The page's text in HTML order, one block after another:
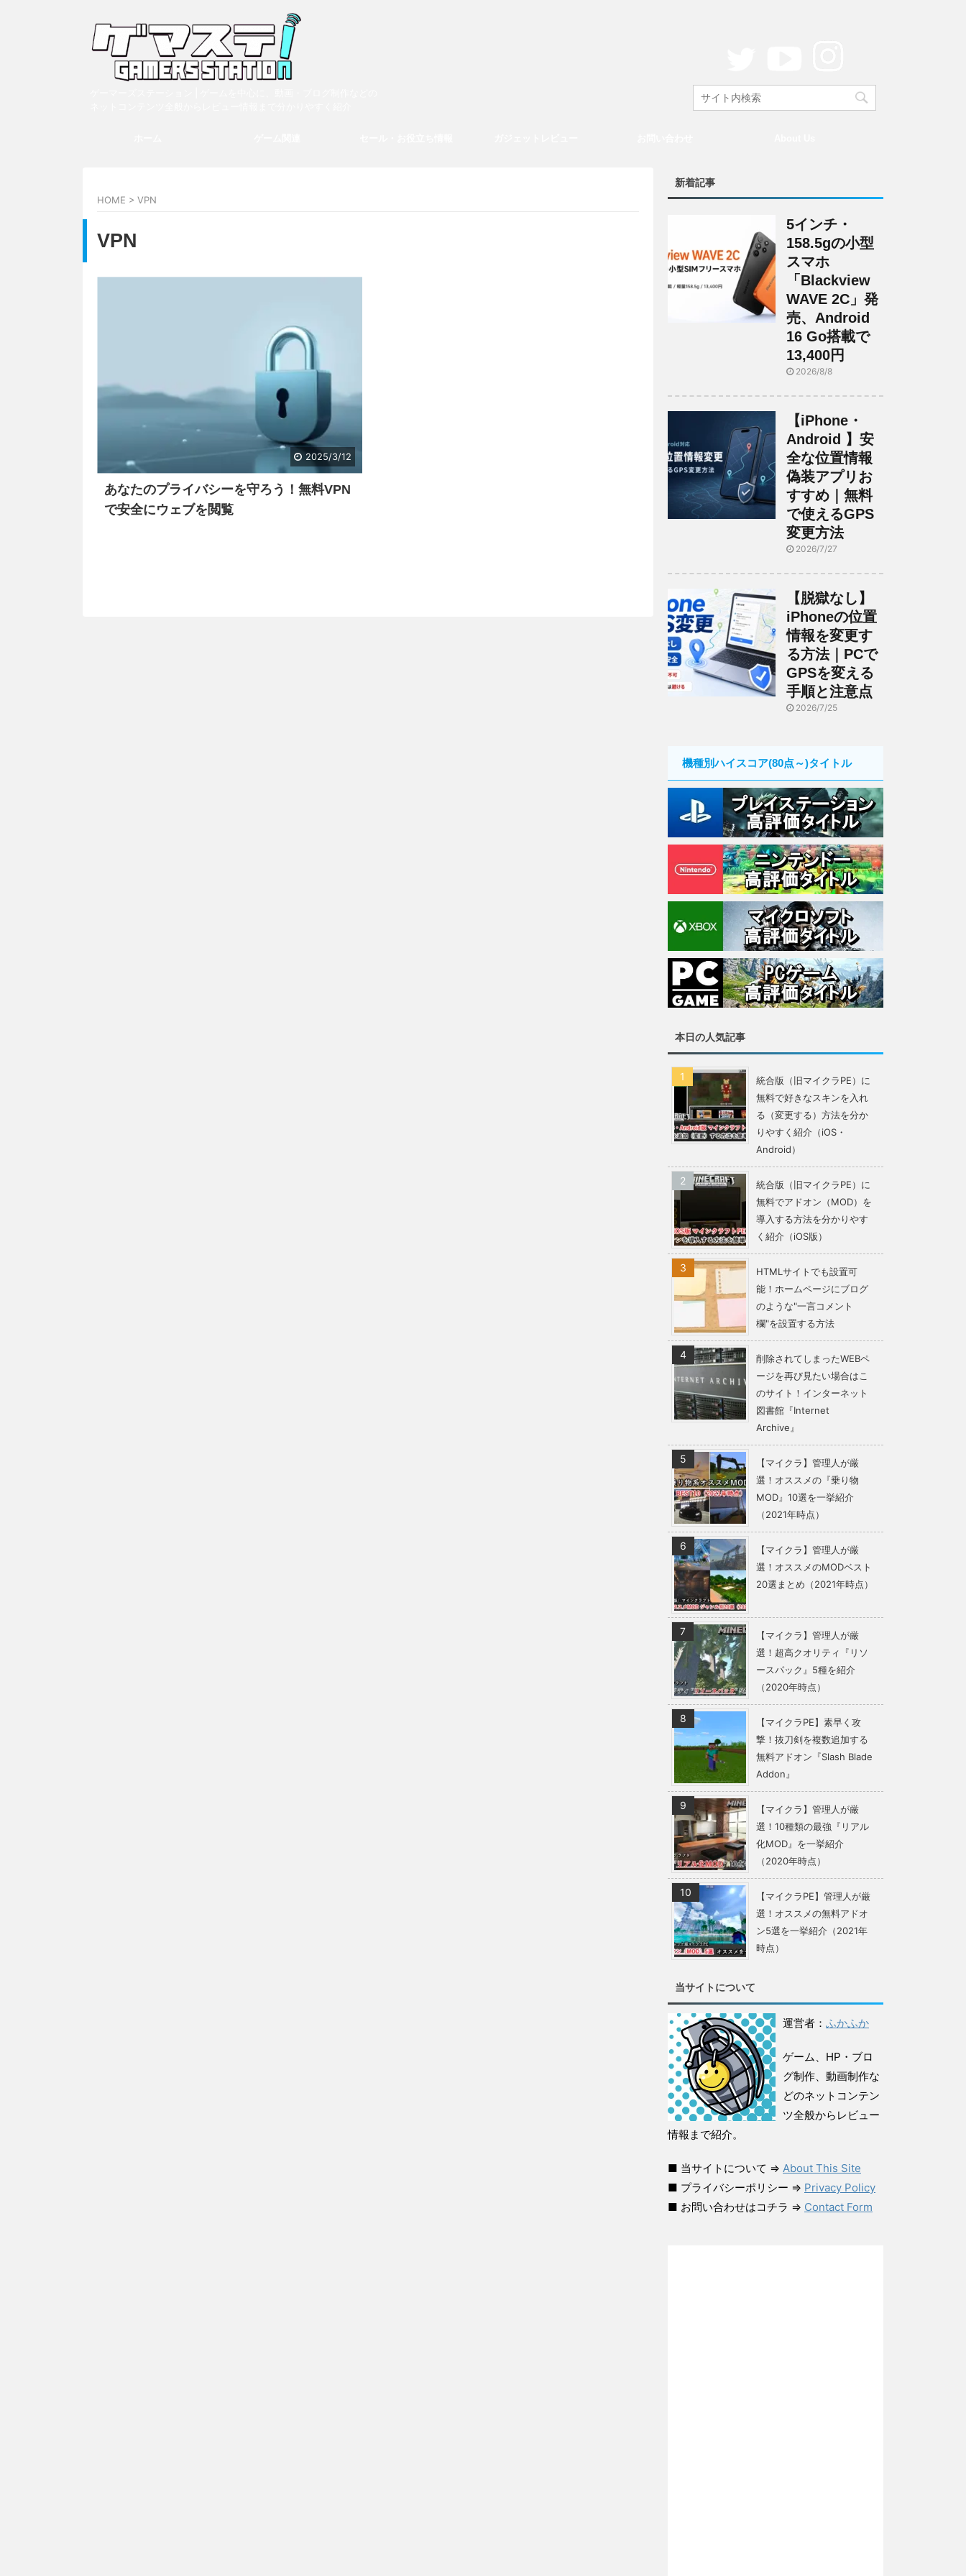
HOME > VPN
VPN
2025/3/12
あなたのプライバシーを守ろう！無料VPN
で安全にウェブを閲覧
新着記事
5インチ・
158.5gの小型
スマホ
「Blackview
WAVE 2C」発
売、Android
16 Go搭載で
13,400円
2026/8/8
【iPhone・
Android 】安
全な位置情報
偽装アプリお
すすめ｜無料
で使えるGPS
変更方法
2026/7/27
【脱獄なし】
iPhoneの位置
情報を変更す
る方法｜PCで
GPSを変える
手順と注意点
2026/7/25
機種別ハイスコア(80点～)タイトル
本日の人気記事
統合版（旧マイクラPE）に
無料で好きなスキンを入れ
る（変更する）方法を分か
りやすく紹介（iOS・
Android）
統合版（旧マイクラPE）に
無料でアドオン（MOD）を
導入する方法を分かりやす
く紹介（iOS版）
HTMLサイトでも設置可
能！ホームページにブログ
のような"一言コメント
欄"を設置する方法
削除されてしまったWEBペ
ージを再び見たい場合はこ
のサイト！インターネット
図書館『Internet
Archive』
【マイクラ】管理人が厳
選！オススメの『乗り物
MOD』10選を一挙紹介
（2021年時点）
【マイクラ】管理人が厳
選！オススメのMODベスト
20選まとめ（2021年時点）
【マイクラ】管理人が厳
選！超高クオリティ『リソ
ースパック』5種を紹介
（2020年時点）
【マイクラPE】素早く攻
撃！抜刀剣を複数追加する
無料アドオン『Slash Blade
Addon』
【マイクラ】管理人が厳
選！10種類の最強『リアル
化MOD』を一挙紹介
（2020年時点）
【マイクラPE】管理人が厳
選！オススメの無料アドオ
ン5選を一挙紹介（2021年
時点）
当サイトについて
運営者： ふかふか
ゲーム、HP・ブロ
グ制作、動画制作な
どのネットコンテン
ツ全般からレビュー
情報まで紹介。
■ 当サイトについて ⇒ About This Site
■ プライバシーポリシー ⇒ Privacy Policy
■ お問い合わせはコチラ ⇒ Contact Form